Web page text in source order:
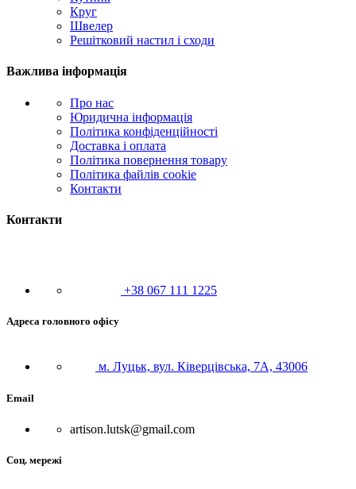
Круг
Швелер
Решітковий настил і сходи
Важлива інформація
Про нас
Юридична інформація
Політика конфіденційності
Доставка і оплата
Політика повернення товару
Політика файлів cookie
Контакти
Контакти
+38 067 111 1225
Адреса головного офісу
м. Луцьк, вул. Ківерцівська, 7А, 43006
Email
artison.lutsk@gmail.com
Соц. мережі